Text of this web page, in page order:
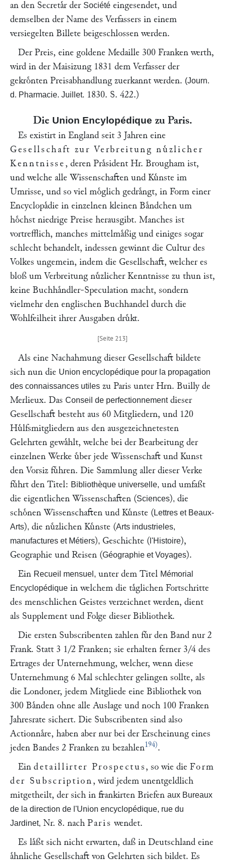
an den Secretaͤr der Société eingesendet, und
demselben der Name des Verfassers in einem
versiegelten Billete beigeschlossen werden.
Der Preis, eine goldene Medaille 300 Franken werth,
wird in der Maisizung 1831 dem Verfasser der
gekroͤnten Preisabhandlung zuerkannt werden. (Journ.
d. Pharmacie. Juillet. 1830. S. 422.)
Die Union Encylopédique zu Paris.
Es existirt in England seit 3 Jahren eine
Gesellschaft zur Verbreitung nuͤzlicher
Kenntnisse , deren Praͤsident Hr. Broughamist,
und welche alle Wissenschaften und Kuͤnste im
Umrisse, und so viel moͤglich gedraͤngt, in Form einer
Encyclopaͤdie in einzelnen kleinen Baͤndchen um
hoͤchst niedrige Preise herausgibt. Manches ist
vortrefflich, manches mittelmaͤßig und einiges sogar
schlecht behandelt, indessen gewinnt die Cultur des
Volkes ungemein, indem die Gesellschaft, welcher es
bloß um Verbreitung nuͤzlicher Kenntnisse zu thun ist,
keine Buchhaͤndler-Speculation macht, sondern
vielmehr den englischen Buchhandel durch die
Wohlfeilheit ihrer Ausgaben druͤkt.
Als eine Nachahmung dieser Gesellschaft bildete
sich nun die Union encyclopédique pour la propagation
des connaissances utiles zu Paris unter Hrn. Builly de
Merlieux. Das Conseil de perfectionnementdieser
Gesellschaft besteht aus 60 Mitgliedern, und 120
Huͤlfsmitgliedern aus den ausgezeichnetesten
Gelehrten gewaͤhlt, welche bei der Bearbeitung der
einzelnen Werke uͤber jede Wissenschaft und Kunst
den Vorsiz fuͤhren. Die Sammlung aller dieser Verke
fuͤhrt den Titel: Bibliothèque universelle, und umfaßt
die eigentlichen Wissenschaften (Sciences), die
schoͤnen Wissenschaften und Kuͤnste (Lettres et Beaux-
Arts), die nuͤzlichen Kuͤnste (Arts industrieles,
manufactures et Métiers), Geschichte ( l'Histoire),
Geographie und Reisen (Géographie et Voyages).
Ein Recueil mensuel, unter dem Titel Mémorial
Encyclopédique in welchem die taͤglichen Fortschritte
des menschlichen Geistes verzeichnet werden, dient
als Supplement und Folge dieser Bibliothek.
Die ersten Subscribenten zahlen fuͤr den Band nur 2
Frank. Statt 3 1/2 Franken; sie erhalten ferner 3/4 des
Ertrages der Unternehmung, welcher, wenn diese
Unternehmung 6 Mal schlechter gelingen sollte, als
die Londoner, jedem Mitgliede eine Bibliothek von
300 Baͤnden ohne alle Auslage und noch 100 Franken
Jahresrate sichert. Die Subscribenten sind also
Actionnaͤre, haben aber nur bei der Erscheinung eines
jeden Bandes 2 Franken zu bezahlen194).
Ein detaillirter Prospectus , so wie dieForm
der Subscription , wird jedem unentgeldlich
mitgetheilt, der sich in frankirten Briefen aux Bureaux
de la direction de l'Union encyclopédique, rue du
Jardinet, Nr. 8. nach Paris wendet.
Es laͤßt sich nicht erwarten, daß in Deutschland eine
aͤhnliche Gesellschaft von Gelehrten sich bildet. Es